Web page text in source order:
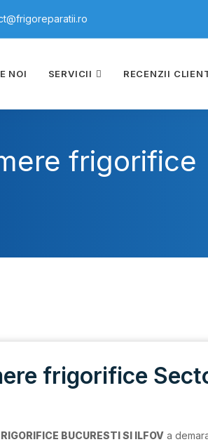
NOI SERVICII RECENZII
frigorifice
frigorifice
BUCURESTI SI ILFOV a